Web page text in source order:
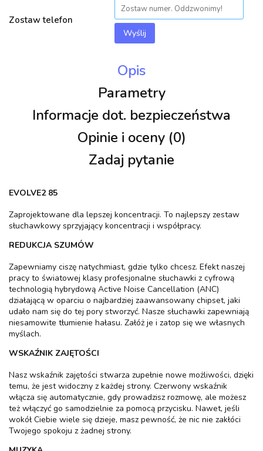
Zostaw telefon
Wyślij
Opis
Parametry
Informacje dot. bezpieczeństwa
Opinie i oceny (0)
Zadaj pytanie
EVOLVE2 85
Zaprojektowane dla lepszej koncentracji. To najlepszy zestaw
słuchawkowy sprzyjający koncentracji i współpracy.
REDUKCJA SZUMÓW
Zapewniamy ciszę natychmiast, gdzie tylko chcesz. Efekt naszej
pracy to światowej klasy profesjonalne słuchawki z cyfrową
technologią hybrydową Active Noise Cancellation (ANC)
działającą w oparciu o najbardziej zaawansowany chipset, jaki
udało nam się do tej pory stworzyć. Nasze słuchawki zapewniają
niesamowite tłumienie hałasu. Załóż je i zatop się we własnych
myślach.
WSKAŹNIK ZAJĘTOŚCI
Nasz wskaźnik zajętości stwarza zupełnie nowe możliwości, dzięki
temu, że jest widoczny z każdej strony. Czerwony wskaźnik
włącza się automatycznie, gdy prowadzisz rozmowę, ale możesz
też włączyć go samodzielnie za pomocą przycisku. Nawet, jeśli
wokół Ciebie wiele się dzieje, masz pewność, że nic nie zakłóci
Twojego spokoju z żadnej strony.